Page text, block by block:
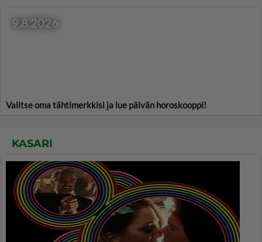
9.8.2026
Valitse oma tähtimerkkisi ja lue päivän horoskooppi!
KASARI